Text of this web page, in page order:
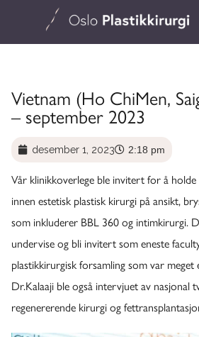
Vietnam (Ho ChiMen,
– september 2023
desember 1, 2023 2:18 pm
Vår klinikkoverlege ble invitert for å
innen estetisk plastisk kirurgi på ansikt,
som inkluderer BBL 360 og intimkirurgi.
undervise og bli invitert som eneste
plastikkirurgisk forsamling som var meget
Dr.Kalaaji ble også intervjuet av nasjonal
regenererende kirurgi og